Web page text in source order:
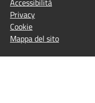
Accessibilità
Privacy
Cookie
Mappa del sito